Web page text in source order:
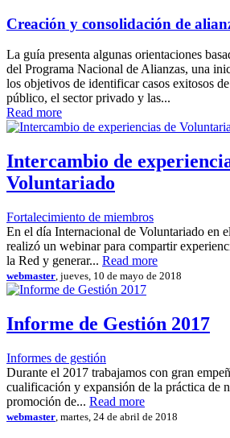
Creación y consolidación de
La guía presenta algunas orientaciones
del Programa Nacional de Alianzas, una
los objetivos de identificar casos exitosos
público, el sector privado y las...
Read more
Intercambio de
Voluntariado
Fortalecimiento de miembros
En el día Internacional de Voluntariado en
realizó un webinar para compartir
la Red y generar... Read more
webmaster, jueves, 10 de mayo de 2018
Informe de Gestión 2017
Informes de gestión
Durante el 2017 trabajamos con gran
cualificación y expansión de la práctica de
promoción de... Read more
webmaster , martes, 24 de abril de 2018